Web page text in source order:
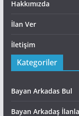
Hakkımızda
İlan Ver
İletişim
Kategoriler
Bayan Arkadas Bul
Bayan Arkadaş